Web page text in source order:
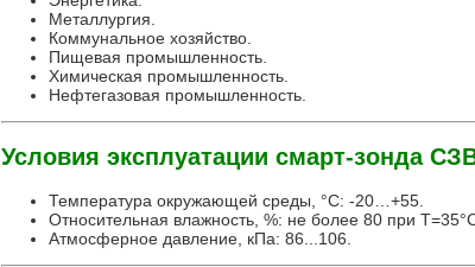
Металлургия.
Коммунальное хозяйство.
Пищевая промышленность.
Химическая промышленность.
Нефтегазовая промышленность.
Условия эксплуатации cмарт-зонда
Температура окружающей среды, °С: -20…+55.
Относительная влажность, %: не более 80 при
Атмосферное давление, кПа: 86...106.